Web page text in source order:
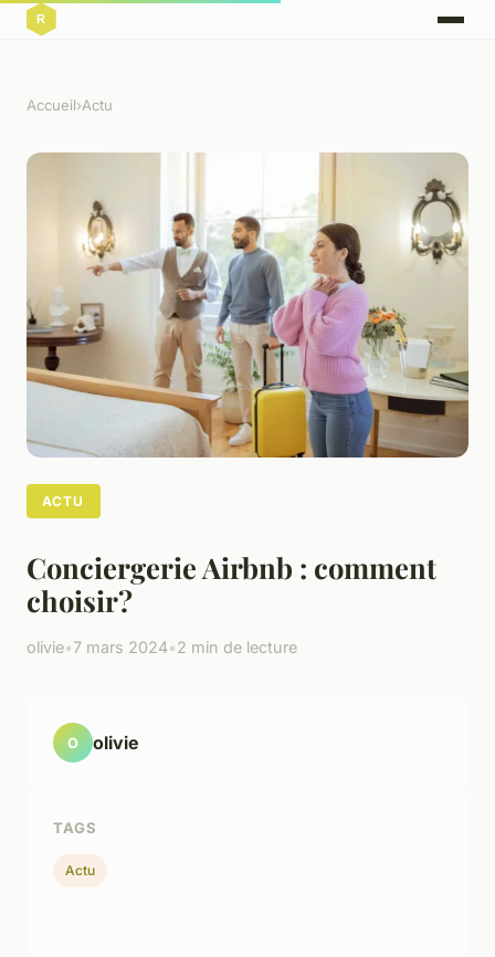
Accueil›Actu
ACTU
Conciergerie Airbnb : comment
choisir?
olivie•7 mars 2024•2 min de lecture
O olivie
TAGS
Actu